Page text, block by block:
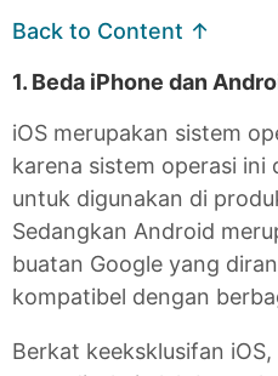
Back to Content ↑
1. Beda iPhone dan
iOS merupakan sistem
karena sistem operasi ini
untuk digunakan di
Sedangkan Android
buatan Google yang
kompatibel dengan
Berkat keeksklusifan